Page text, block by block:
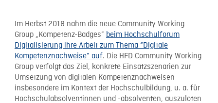
Im Herbst 2018 nahm die neue Community Working
Group „Kompetenz-Badges” beim Hochschulforum
Digitalisierung ihre Arbeit zum Thema “Digitale
Kompetenznachweise” auf. Die HFD Community Working
Group verfolgt das Ziel, konkrete Einsatzszenarien zur
Umsetzung von digitalen Kompetenznachweisen
insbesondere im Kontext der Hochschulbildung, u. a. für
Hochschulabsolventinnen und -absolventen, auszuloten